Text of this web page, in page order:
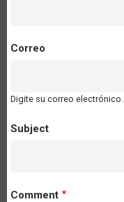
Correo
Digite su correo electrónico.
Subject
Comment